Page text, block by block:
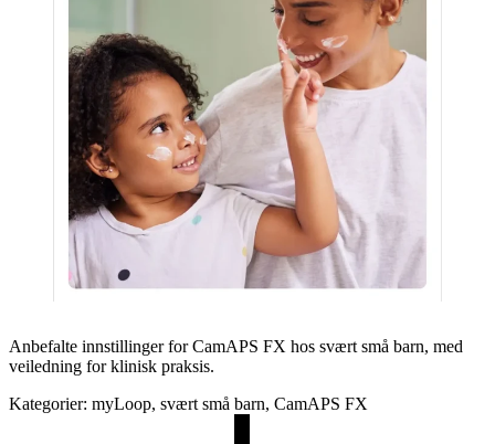
Anbefalte innstillinger for CamAPS FX hos svært små barn, med
veiledning for klinisk praksis.
Kategorier: myLoop, svært små barn, CamAPS FX